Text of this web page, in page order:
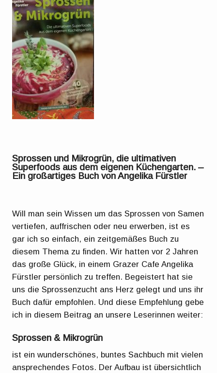
Sprossen und Mikrogrün, die ultimativen
Superfoods aus dem eigenen Küchengarten. –
Ein großartiges Buch von Angelika Fürstler
Will man sein Wissen um das Sprossen von Samen
vertiefen, auffrischen oder neu erwerben, ist es
gar ich so einfach, ein zeitgemäßes Buch zu
diesem Thema zu finden. Wir hatten vor 2 Jahren
das große Glück, in einem Grazer Cafe Angelika
Fürstler persönlich zu treffen. Begeistert hat sie
uns die Sprossenzucht ans Herz gelegt und uns ihr
Buch dafür empfohlen. Und diese Empfehlung gebe
ich in diesem Beitrag an unsere Leserinnen weiter:
Sprossen & Mikrogrün
ist ein wunderschönes, buntes Sachbuch mit vielen
ansprechendes Fotos. Der Aufbau ist übersichtlich